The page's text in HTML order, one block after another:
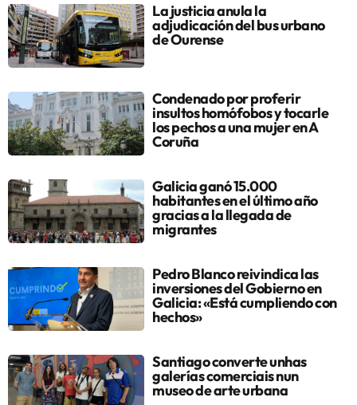
La justicia anula la
adjudicación del bus urbano
de Ourense
Condenado por proferir
insultos homófobos y tocarle
los pechos a una mujer en A
Coruña
Galicia ganó 15.000
habitantes en el último año
gracias a la llegada de
migrantes
Pedro Blanco reivindica las
inversiones del Gobierno en
Galicia: «Está cumpliendo con
hechos»
Santiago converte unhas
galerías comerciais nun
museo de arte urbana